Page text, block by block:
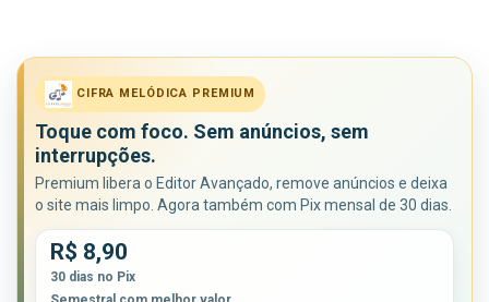
CIFRA MELÓDICA PREMIUM
Toque com foco. Sem anúncios, sem
interrupções.
Premium libera o Editor Avançado, remove anúncios e deixa
o site mais limpo. Agora também com Pix mensal de 30 dias.
R$ 8,90
30 dias no Pix